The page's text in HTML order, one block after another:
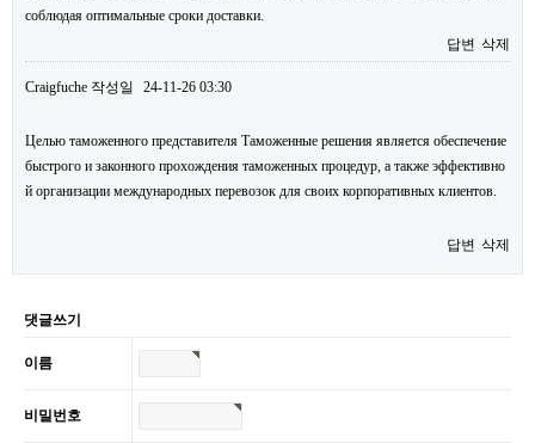
соблюдая оптимальные сроки доставки.
답변 삭제
Craigfuche 작성일 24-11-26 03:30
Целью таможенного представителя Таможенные решения является обеспечение
быстрого и законного прохождения таможенных процедур, а также эффективно
й организации международных перевозок для своих корпоративных клиентов.
답변 삭제
댓글쓰기
이름
비밀번호